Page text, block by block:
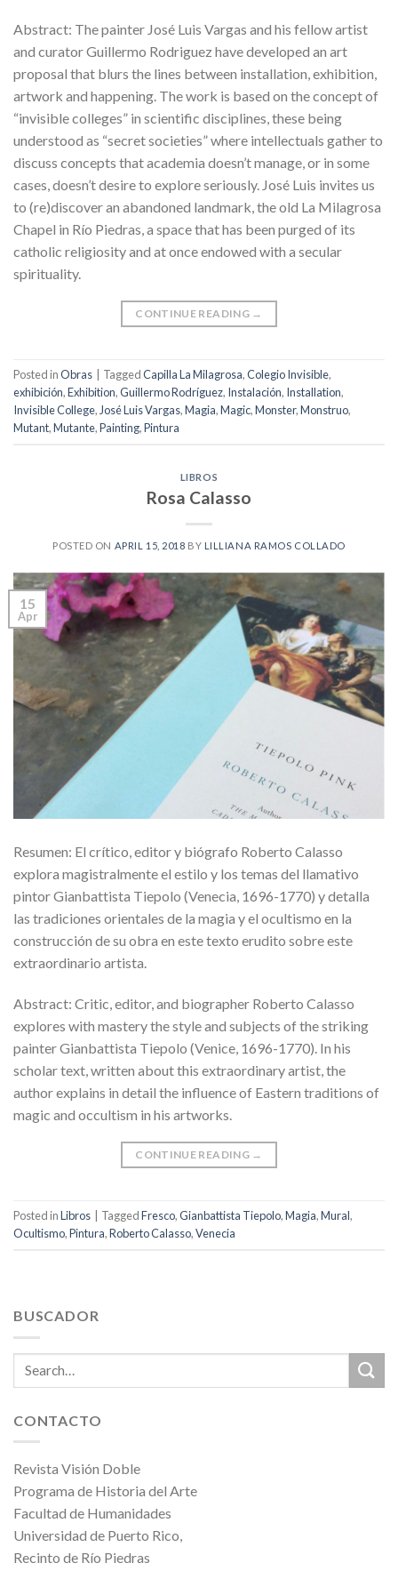
Abstract: The painter José Luis Vargas and his fellow artist
and curator Guillermo Rodriguez have developed an art
proposal that blurs the lines between installation, exhibition,
artwork and happening. The work is based on the concept of
“invisible colleges” in scientific disciplines, these being
understood as “secret societies” where intellectuals gather to
discuss concepts that academia doesn’t manage, or in some
cases, doesn’t desire to explore seriously. José Luis invites us
to (re)discover an abandoned landmark, the old La Milagrosa
Chapel in Río Piedras, a space that has been purged of its
catholic religiosity and at once endowed with a secular
spirituality.
CONTINUE READING →
Posted inObras TaggedCapilla La Milagrosa,Colegio Invisible,
exhibición,Exhibition,Guillermo Rodríguez, Instalación, Installation,
Invisible College,José Luis Vargas,Magia,Magic,Monster,Monstruo,
Mutant,Mutante,Painting,Pintura
LIBROS
Rosa Calasso
POSTED ON APRIL 15, 2018 BY LILLIANA RAMOS COLLADO
15
Apr
Resumen: El crítico, editor y biógrafo Roberto Calasso
explora magistralmente el estilo y los temas del llamativo
pintor Gianbattista Tiepolo (Venecia, 1696-1770) y detalla
las tradiciones orientales de la magia y el ocultismo en la
construcción de su obra en este texto erudito sobre este
extraordinario artista.
Abstract: Critic, editor, and biographer Roberto Calasso
explores with mastery the style and subjects of the striking
painter Gianbattista Tiepolo (Venice, 1696-1770). In his
scholar text, written about this extraordinary artist, the
author explains in detail the influence of Eastern traditions of
magic and occultism in his artworks.
CONTINUE READING →
Posted inLibros TaggedFresco,Gianbattista Tiepolo,Magia,Mural,
Ocultismo,Pintura,Roberto Calasso,Venecia
BUSCADOR
CONTACTO
Revista Visión Doble
Programa de Historia del Arte
Facultad de Humanidades
Universidad de Puerto Rico,
Recinto de Río Piedras